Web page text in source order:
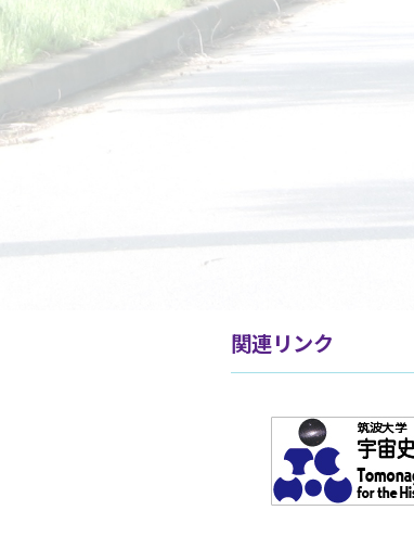
関連リンク